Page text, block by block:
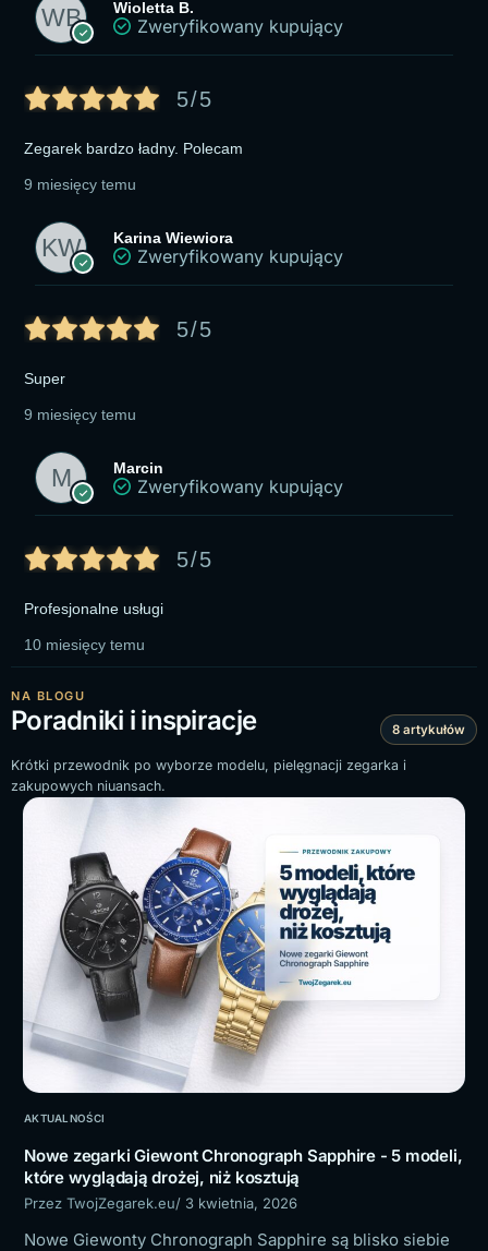
Wioletta B.
Zweryfikowany kupujący
5/5
Zegarek bardzo ładny. Polecam
9 miesięcy temu
Karina Wiewiora
Zweryfikowany kupujący
5/5
Super
9 miesięcy temu
Marcin
Zweryfikowany kupujący
5/5
Profesjonalne usługi
10 miesięcy temu
NA BLOGU
Poradniki i inspiracje 8 artykułów
Krótki przewodnik po wyborze modelu, pielęgnacji zegarka i
zakupowych niuansach.
AKTUALNOŚCI
Nowe zegarki Giewont Chronograph Sapphire - 5 modeli,
które wyglądają drożej, niż kosztują
Przez TwojZegarek.eu/ 3 kwietnia, 2026
Nowe Giewonty Chronograph Sapphire są blisko siebie